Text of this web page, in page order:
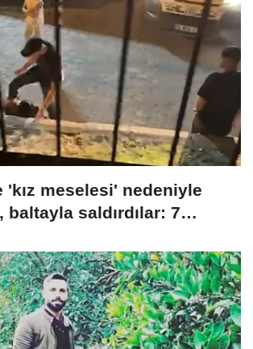
'kız meselesi' nedeniyle
saldırdılar: 7